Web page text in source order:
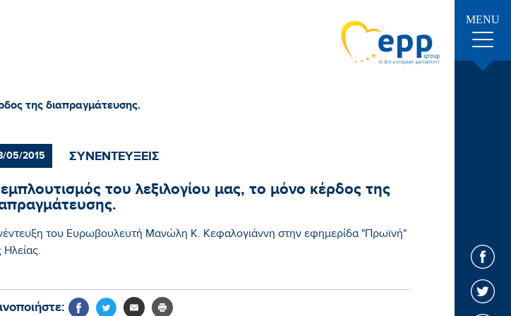
MENU
της διαπραγμάτευσης.
05/2015 ΣΥΝΕΝΤΕΥΞΕΙΣ
του λεξιλογίου μας, το μόνο κέρδος της
του Ευρωβουλευτή Μανώλη Κ. Κεφαλογιάννη στην εφημερίδα "Πρωϊνή"
Ηλείας.